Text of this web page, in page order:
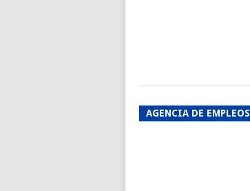
AGENCIA DE EMPLEOS